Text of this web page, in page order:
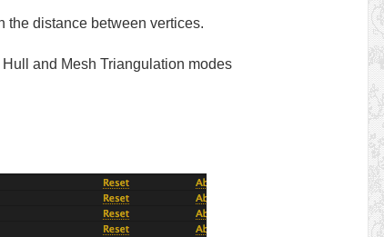
the distance between vertices.
and Mesh Triangulation modes